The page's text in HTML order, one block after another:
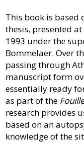
This book is based
thesis, presented
1993 under the
Bommelaer. Over
passing through
manuscript form
essentially ready
as part of the
research provides
based on an
knowledge of the